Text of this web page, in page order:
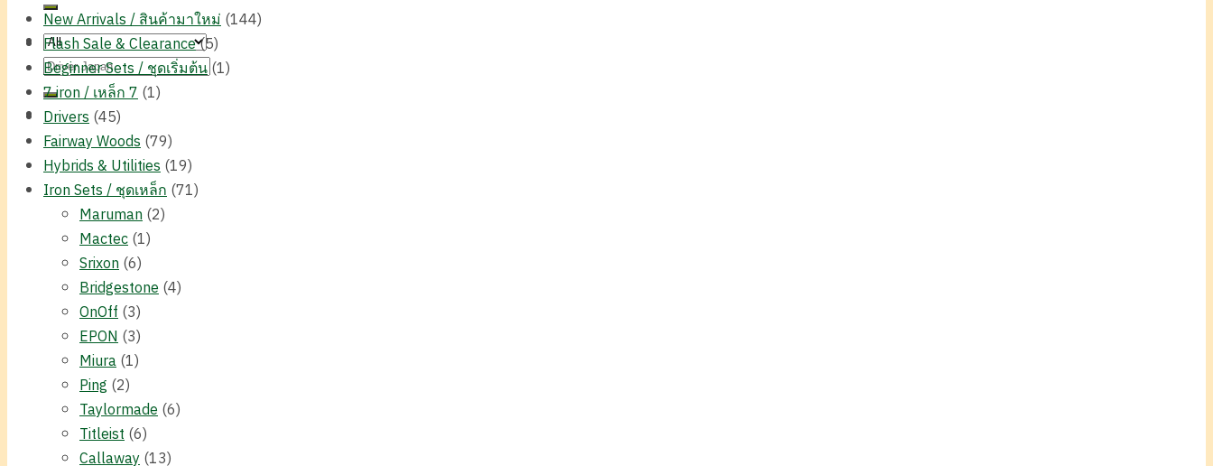
ค้นหา:
New Arrivals / สินค้ามาใหม่(144)
Flash Sale & Clearance(5)
Beginner Sets / ชุดเริ่มต้น(1)
7 iron / เหล็ก 7(1)
Drivers(45)
Fairway Woods(79)
Hybrids & Utilities(19)
Iron Sets / ชุดเหล็ก(71)
Maruman(2)
Mactec(1)
Srixon(6)
Bridgestone(4)
OnOff(3)
EPON(3)
Miura(1)
Ping (2)
Taylormade(6)
Titleist(6)
Callaway(13)